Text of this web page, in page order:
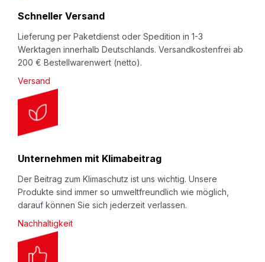
r
Schneller Versand
Lieferung per Paketdienst oder Spedition in 1-3
Werktagen innerhalb Deutschlands. Versandkostenfrei ab
200 € Bestellwarenwert (netto).
Versand
Unternehmen mit Klimabeitrag
Der Beitrag zum Klimaschutz ist uns wichtig. Unsere
Produkte sind immer so umweltfreundlich wie möglich,
darauf können Sie sich jederzeit verlassen.
Nachhaltigkeit